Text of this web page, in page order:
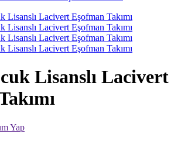
Lisanslı Lacivert
Yap